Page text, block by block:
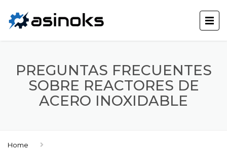
PREGUNTAS FRECUENTES
SOBRE REACTORES DE
ACERO INOXIDABLE
Home